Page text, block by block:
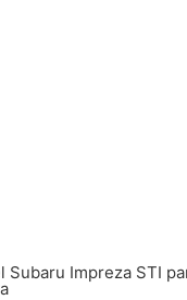
Subaru Impreza STI